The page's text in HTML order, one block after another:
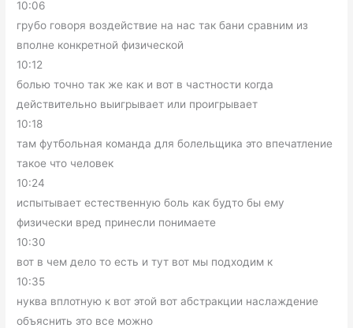
10:06
грубо говоря воздействие на нас так бани сравним из
вполне конкретной физической
10:12
болью точно так же как и вот в частности когда
действительно выигрывает или проигрывает
10:18
там футбольная команда для болельщика это впечатление
такое что человек
10:24
испытывает естественную боль как будто бы ему
физически вред принесли понимаете
10:30
вот в чем дело то есть и тут вот мы подходим к
10:35
нуква вплотную к вот этой вот абстракции наслаждение
объяснить это все можно